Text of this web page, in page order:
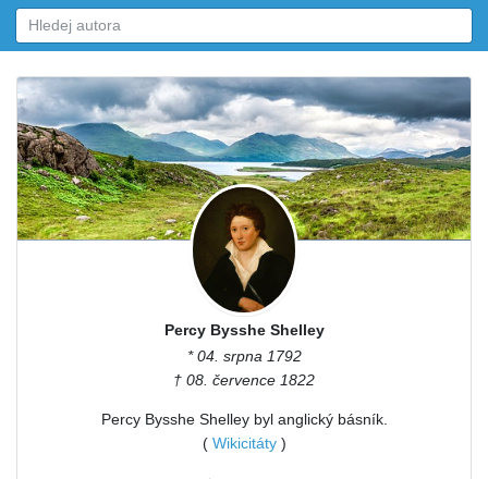
Percy Bysshe Shelley
* 04. srpna 1792
† 08. července 1822
Percy Bysshe Shelley byl anglický básník.
( Wikicitáty)